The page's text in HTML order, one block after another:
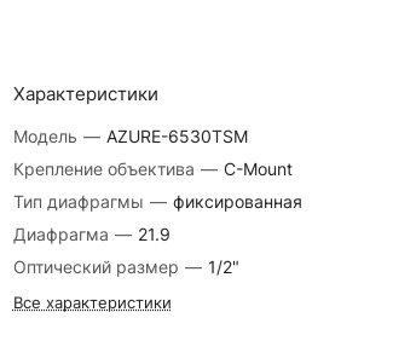
Характеристики
Модель — AZURE-6530TSM
Крепление объектива — C-Mount
Тип диафрагмы — фиксированная
Диафрагма — 21.9
Оптический размер — 1/2"
Все характеристики